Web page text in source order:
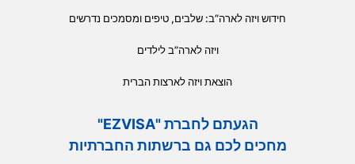
חידוש ויזה לארה”ב: שלבים, טיפים ומסמכים נדרשים
ויזה לארה”ב לילדים
הוצאת ויזה לארצות הברית
הגעתם לחברת "EZVISA"
מחכים לכם גם ברשתות החברתיות